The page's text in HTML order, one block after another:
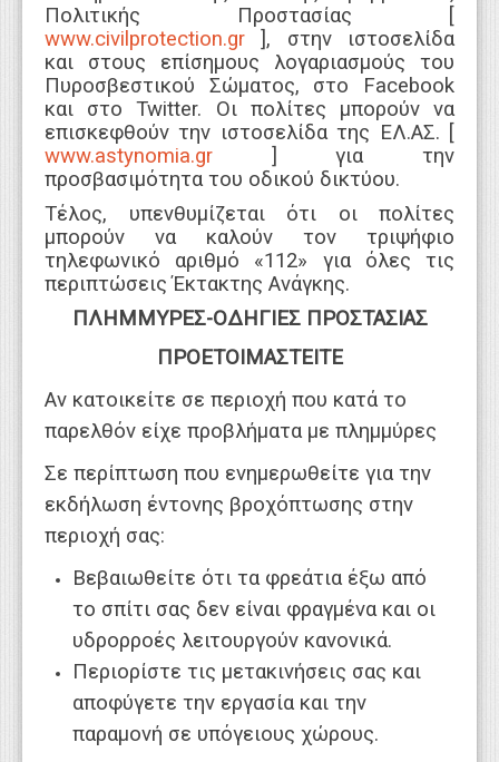
Πολιτικής Προστασίας [
www.civilprotection.gr ], στην ιστοσελίδα
και στους επίσημους λογαριασμούς του
Πυροσβεστικού Σώματος, στο Facebook
και στο Twitter. Οι πολίτες μπορούν να
επισκεφθούν την ιστοσελίδα της ΕΛ.ΑΣ. [
www.astynomia.gr ] για την
προσβασιμότητα του οδικού δικτύου.
Τέλος, υπενθυμίζεται ότι οι πολίτες
μπορούν να καλούν τον τριψήφιο
τηλεφωνικό αριθμό «112» για όλες τις
περιπτώσεις Έκτακτης Ανάγκης.
ΠΛΗΜΜΥΡΕΣ-ΟΔΗΓΙΕΣ ΠΡΟΣΤΑΣΙΑΣ
ΠΡΟΕΤΟΙΜΑΣΤΕΙΤΕ
Αν κατοικείτε σε περιοχή που κατά το
παρελθόν είχε προβλήματα με πλημμύρες
Σε περίπτωση που ενημερωθείτε για την
εκδήλωση έντονης βροχόπτωσης στην
περιοχή σας:
Βεβαιωθείτε ότι τα φρεάτια έξω από
το σπίτι σας δεν είναι φραγμένα και οι
υδρορροές λειτουργούν κανονικά.
Περιορίστε τις μετακινήσεις σας και
αποφύγετε την εργασία και την
παραμονή σε υπόγειους χώρους.